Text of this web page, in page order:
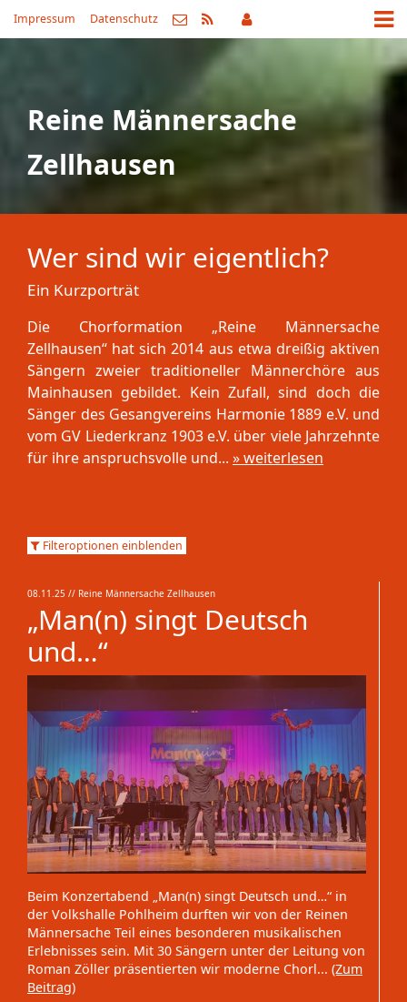
Impressum Datenschutz
Reine Männersache
Zellhausen
Wer sind wir eigentlich?
Ein Kurzporträt
Die Chorformation „Reine Männersache
Zellhausen“ hat sich 2014 aus etwa dreißig aktiven
Sängern zweier traditioneller Männerchöre aus
Mainhausen gebildet. Kein Zufall, sind doch die
Sänger des Gesangvereins Harmonie 1889 e.V. und
vom GV Liederkranz 1903 e.V. über viele Jahrzehnte
für ihre anspruchsvolle und... » weiterlesen
Filteroptionen einblenden
08.11.25 // Reine Männersache Zellhausen
„Man(n) singt Deutsch
und…“
Beim Konzertabend „Man(n) singt Deutsch und…“ in
der Volkshalle Pohlheim durften wir von der Reinen
Männersache Teil eines besonderen musikalischen
Erlebnisses sein. Mit 30 Sängern unter der Leitung von
Roman Zöller präsentierten wir moderne Chorl... (Zum
Beitrag)